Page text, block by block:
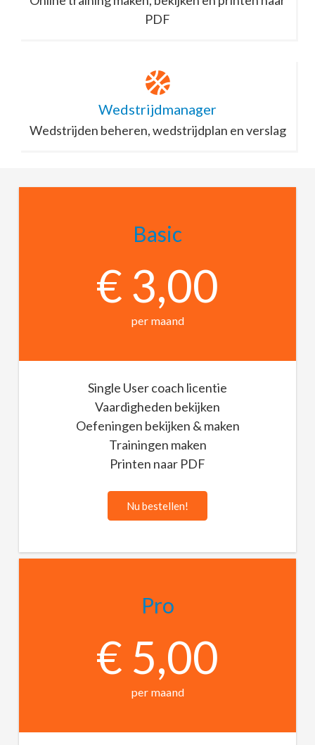
PDF
Wedstrijdmanager
Wedstrijden beheren, wedstrijdplan en verslag
Basic
€ 3,00
per maand
Single User coach licentie
Vaardigheden bekijken
Oefeningen bekijken & maken
Trainingen maken
Printen naar PDF
Nu bestellen!
Pro
€ 5,00
per maand